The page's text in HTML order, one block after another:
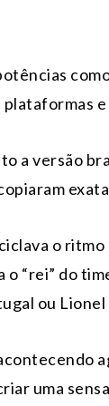
plataformas
a versão
o
o “rei” do
ou
uma